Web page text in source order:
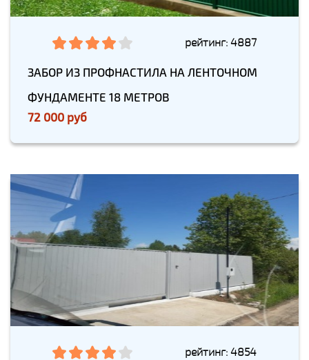
рейтинг: 4887
ЗАБОР ИЗ ПРОФНАСТИЛА НА ЛЕНТОЧНОМ
ФУНДАМЕНТЕ 18 МЕТРОВ
72 000 руб
рейтинг: 4854